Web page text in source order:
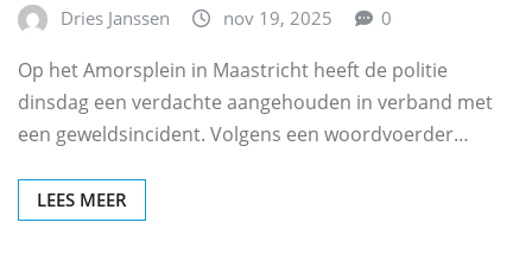
Dries Janssen nov 19, 2025 0
Op het Amorsplein in Maastricht heeft de politie
dinsdag een verdachte aangehouden in verband met
een geweldsincident. Volgens een woordvoerder…
LEES MEER